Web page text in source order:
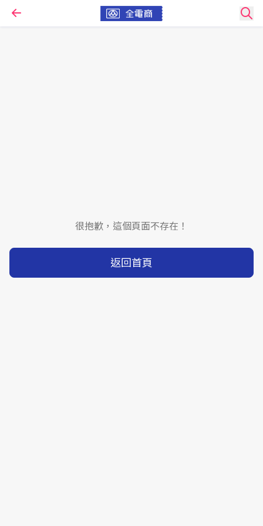
很抱歉，這個頁面不存在！
返回首頁